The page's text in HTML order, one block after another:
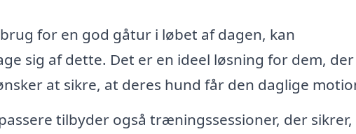
for en god gåtur i løbet af dagen, kan
sig af dette. Det er en ideel løsning for dem,
at sikre, at deres hund får den daglige
tilbyder også træningssessioner, der sikrer,